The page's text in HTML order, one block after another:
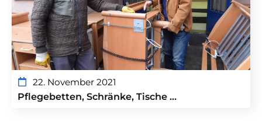
22. November 2021
Pflegebetten, Schränke, Tische …